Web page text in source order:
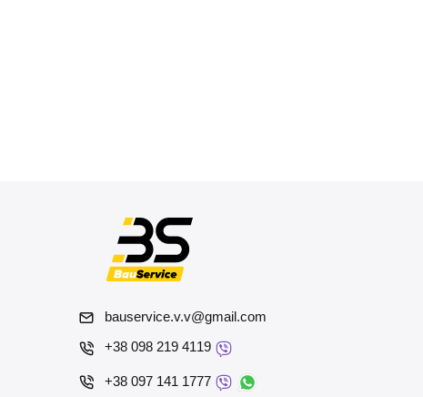
bauservice.v.v@gmail.com
+38 098 219 4119
+38 097 141 1777